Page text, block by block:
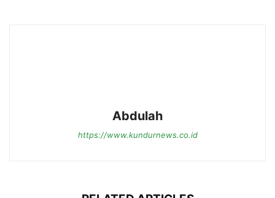
Abdulah
https://www.kundurnews.co.id